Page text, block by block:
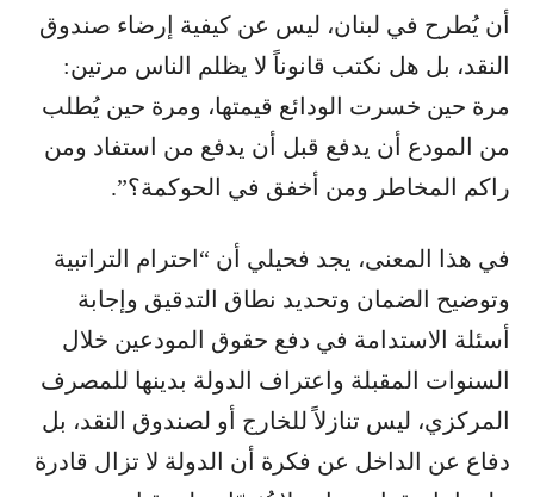
أن يُطرح في لبنان، ليس عن كيفية إرضاء صندوق
النقد، بل هل نكتب قانوناً لا يظلم الناس مرتين:
مرة حين خسرت الودائع قيمتها، ومرة حين يُطلب
من المودع أن يدفع قبل أن يدفع من استفاد ومن
راكم المخاطر ومن أخفق في الحوكمة؟”.
في هذا المعنى، يجد فحيلي أن “احترام التراتبية
وتوضيح الضمان وتحديد نطاق التدقيق وإجابة
أسئلة الاستدامة في دفع حقوق المودعين خلال
السنوات المقبلة واعتراف الدولة بدينها للمصرف
المركزي، ليس تنازلاً للخارج أو لصندوق النقد، بل
دفاع عن الداخل عن فكرة أن الدولة لا تزال قادرة